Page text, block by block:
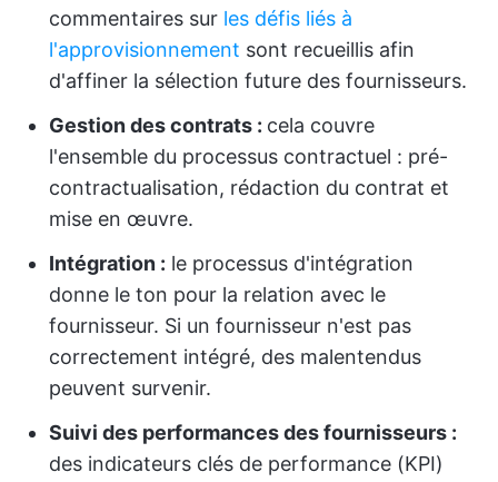
commentaires sur les défis liés à
l'approvisionnement sont recueillis afin
d'affiner la sélection future des fournisseurs.
Gestion des contrats : cela couvre
l'ensemble du processus contractuel : pré-
contractualisation, rédaction du contrat et
mise en œuvre.
Intégration : le processus d'intégration
donne le ton pour la relation avec le
fournisseur. Si un fournisseur n'est pas
correctement intégré, des malentendus
peuvent survenir.
Suivi des performances des fournisseurs :
des indicateurs clés de performance (KPI)